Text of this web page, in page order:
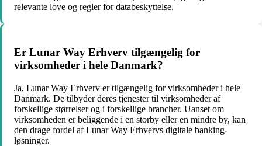
relevante love og regler for databeskyttelse.
Er Lunar Way Erhverv tilgængelig for
virksomheder i hele Danmark?
Ja, Lunar Way Erhverv er tilgængelig for virksomheder i hele
Danmark. De tilbyder deres tjenester til virksomheder af
forskellige størrelser og i forskellige brancher. Uanset om
virksomheden er beliggende i en storby eller en mindre by, kan
den drage fordel af Lunar Way Erhvervs digitale banking-
løsninger.